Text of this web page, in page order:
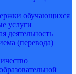
обучающихся
услуги
деятельность
(перевода)